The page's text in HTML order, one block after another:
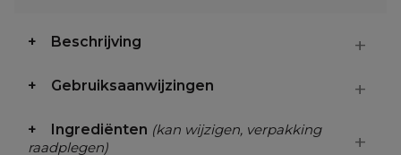
Beschrijving
Gebruiksaanwijzingen
Ingrediënten (kan wijzigen, verpakking
raadplegen)